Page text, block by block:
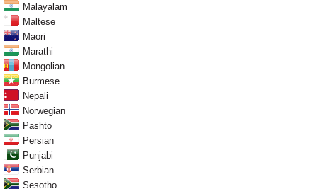
Malayalam
Maltese
Maori
Marathi
Mongolian
Burmese
Nepali
Norwegian
Pashto
Persian
Punjabi
Serbian
Sesotho